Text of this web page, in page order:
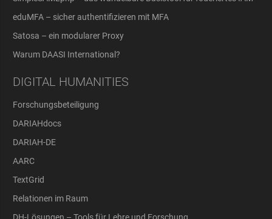
eduMFA – sicher authentifizieren mit MFA
Satosa – ein modularer Proxy
Warum DAASI International?
DIGITAL HUMANITIES
Forschungsbeteiligung
DARIAHdocs
DARIAH-DE
AARC
TextGrid
Relationen im Raum